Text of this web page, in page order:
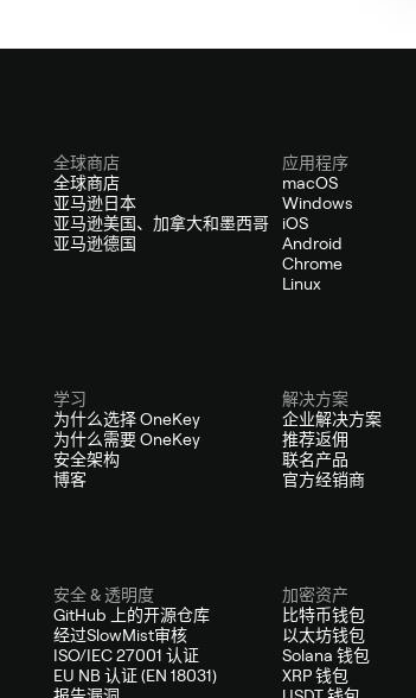
全球商店
全球商店
亚马逊日本
亚马逊美国、加拿大和墨西哥
亚马逊德国
应用程序
macOS
Windows
iOS
Android
Chrome
Linux
学习
为什么选择 OneKey
为什么需要 OneKey
安全架构
博客
解决方案
企业解决方案
推荐返佣
联名产品
官方经销商
安全 & 透明度
GitHub 上的开源仓库
经过SlowMist审核
ISO/IEC 27001 认证
EU NB 认证 (EN 18031)
加密资产
比特币钱包
以太坊钱包
Solana 钱包
XRP 钱包